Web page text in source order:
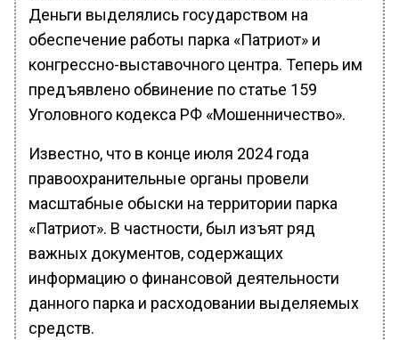
Деньги выделялись государством на
обеспечение работы парка «Патриот» и
конгрессно-выставочного центра. Теперь им
предъявлено обвинение по статье 159
Уголовного кодекса РФ «Мошенничество».
Известно, что в конце июля 2024 года
правоохранительные органы провели
масштабные обыски на территории парка
«Патриот». В частности, был изъят ряд
важных документов, содержащих
информацию о финансовой деятельности
данного парка и расходовании выделяемых
средств.